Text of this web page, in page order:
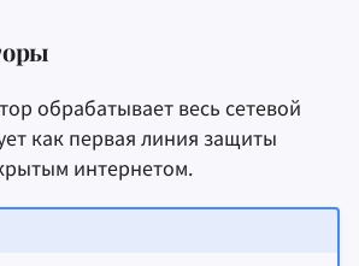
обрабатывает весь сетевой
как первая линия защиты
интернетом.